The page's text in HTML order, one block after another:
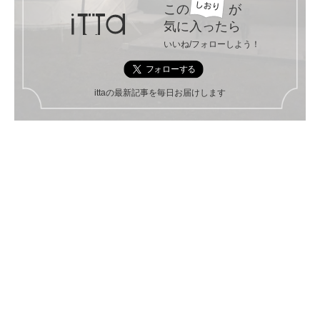
この
が
気に入ったら
いいね/フォローしよう！
ittaの最新記事を毎日お届けします